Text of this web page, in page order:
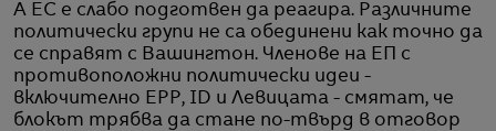
А ЕС е слабо подготвен да реагира. Различните
политически групи не са обединени как точно да
се справят с Вашингтон. Членове на ЕП с
противоположни политически идеи -
включително EPP, ID и Левицата - смятат, че
блокът трябва да стане по-твърд в отговор